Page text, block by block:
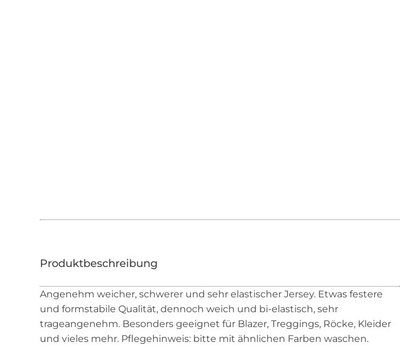
Angenehm weicher, schwerer und sehr elastischer Jersey. Etwas festere
und formstabile Qualität, dennoch weich und bi-elastisch, sehr
trageangenehm. Besonders geeignet für Blazer, Treggings, Röcke, Kleider
und vieles mehr. Pflegehinweis: bitte mit ähnlichen Farben waschen.